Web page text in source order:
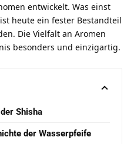
entwickelt. Was einst
heute ein fester Bestandteil
Die Vielfalt an Aromen
besonders und einzigartig.
Shisha
der Wasserpfeife